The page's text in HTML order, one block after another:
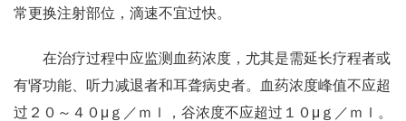
常更换注射部位，滴速不宜过快。
在治疗过程中应监测血药浓度，尤其是需延长疗程者或
有肾功能、听力减退者和耳聋病史者。血药浓度峰值不应超
过２０～４０μｇ／ｍｌ，谷浓度不应超过１０μｇ／ｍｌ。